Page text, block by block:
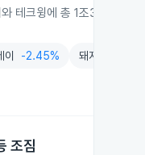
테크윙에 총 1조3500억원
-2.45% 돼지바
조짐